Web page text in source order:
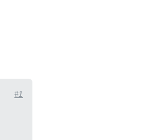
#1